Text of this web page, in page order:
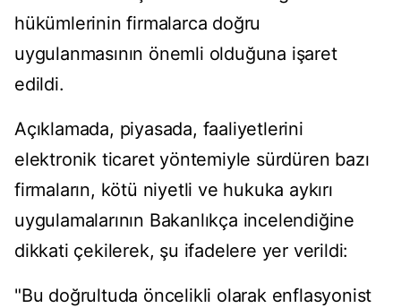
hükümlerinin firmalarca doğru
uygulanmasının önemli olduğuna işaret
edildi.
Açıklamada, piyasada, faaliyetlerini
elektronik ticaret yöntemiyle sürdüren bazı
firmaların, kötü niyetli ve hukuka aykırı
uygulamalarının Bakanlıkça incelendiğine
dikkati çekilerek, şu ifadelere yer verildi:
​​​​​​​"Bu doğrultuda öncelikli olarak enflasyonist